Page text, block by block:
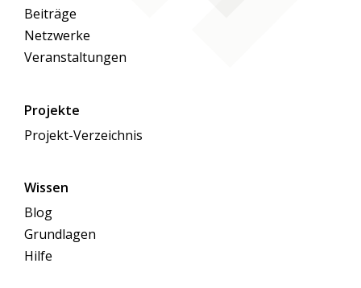
Beiträge
Netzwerke
Veranstaltungen
Projekte
Projekt-Verzeichnis
Wissen
Blog
Grundlagen
Hilfe